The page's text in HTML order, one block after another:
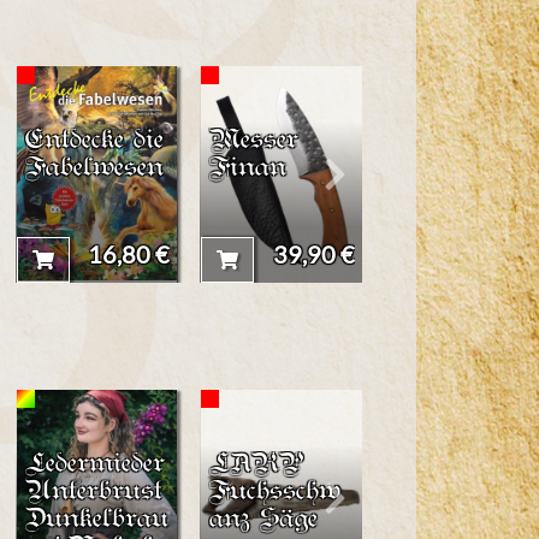
Entdecke die
Fabelwesen
16,80 €
Messer
Finan
39,90 €
LARP
Axt
"Tieflingszo
rn"
49,00 €
Ledermieder
Unterbrust
Dunkelbrau
LARP
Fuchsschw
anz Säge
Kochmesser
Anselm